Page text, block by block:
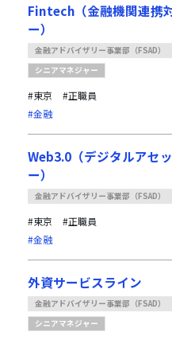
Fintech（金融機関連携
ー）
金融アドバイザリー事業部（FSAD）
シニアマネジャー
#東京
#正職員
#金融
Web3.0（デジタルアセ
ー）
金融アドバイザリー事業部（FSAD）
#東京
#正職員
#金融
外資サービスライン
金融アドバイザリー事業部（FSAD）
シニアマネジャー